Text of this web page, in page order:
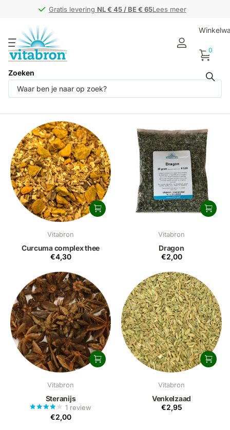
Gratis levering NL € 45 / BE € 65Lees meer
Gratis levering NL € 45 / BE € 65
Zoeken
0
Producten (4)
Vitabron
Curcuma complex thee
€4,30
Vitabron
Dragon
€2,00
Vitabron
Steranijs
1 review
€2,00
Vitabron
Venkelzaad
€2,95